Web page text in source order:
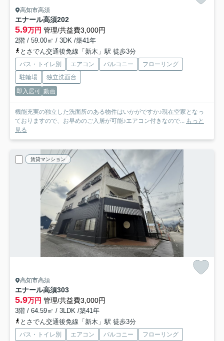
高知市高須
エナール高須202
5.9万円 管理/共益費3,000円
2階 / 59.00㎡ / 3DK /築41年
とさでん交通後免線「新木」駅 徒歩3分
バス・トイレ別 エアコン バルコニー
フローリング
駐輪場
独立洗面台
即入居可 動画
機能充実の独立した洗面所のある物件はいかがですか♪現在空家となっ
ておりますので、お早めのご入居が可能♪エアコン付きなので...
もっと
見る
賃貸マンション
高知市高須
エナール高須303
5.9万円 管理/共益費3,000円
3階 / 64.59㎡ / 3LDK /築41年
とさでん交通後免線「新木」駅 徒歩3分
バス・トイレ別 エアコン バルコニー
フローリング